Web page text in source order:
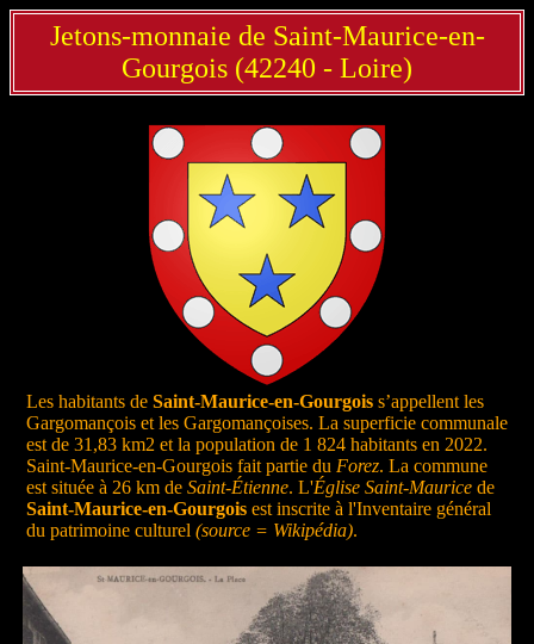
Jetons-monnaie de Saint-Maurice-en-
Gourgois (42240 - Loire)
Les habitants de Saint-Maurice-en-Gourgois s’appellent les
Gargomançois et les Gargomançoises. La superficie communale
est de 31,83 km2 et la population de 1 824 habitants en 2022.
Saint-Maurice-en-Gourgois fait partie du Forez. La commune
est située à 26 km de Saint-Étienne. L'Église Saint-Maurice de
Saint-Maurice-en-Gourgois est inscrite à l'Inventaire général
du patrimoine culturel (source = Wikipédia).